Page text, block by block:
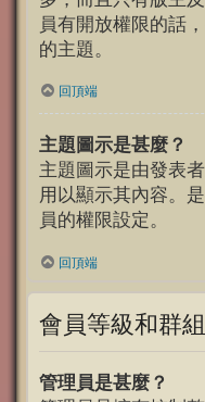
員有開放權限的話
的主題。
回頂端
主題圖示是甚麼？
主題圖示是由發表
用以顯示其內容。
員的權限設定。
回頂端
會員等級和群組
管理員是甚麼？